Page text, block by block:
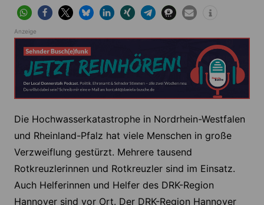
Anzeige
Die Hochwasserkatastrophe in Nordrhein-Westfalen
und Rheinland-Pfalz hat viele Menschen in große
Verzweiflung gestürzt. Mehrere tausend
Rotkreuzlerinnen und Rotkreuzler sind im Einsatz.
Auch Helferinnen und Helfer des DRK-Region
Hannover sind vor Ort. Der DRK-Region Hannover